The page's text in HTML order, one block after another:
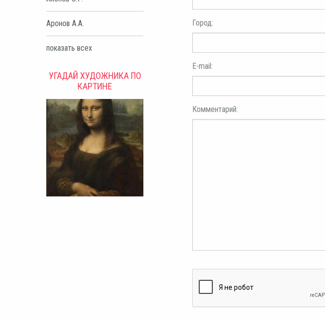
Аронов А.А.
показать всех
УГАДАЙ ХУДОЖНИКА ПО
КАРТИНЕ
Город:
E-mail:
Комментарий: